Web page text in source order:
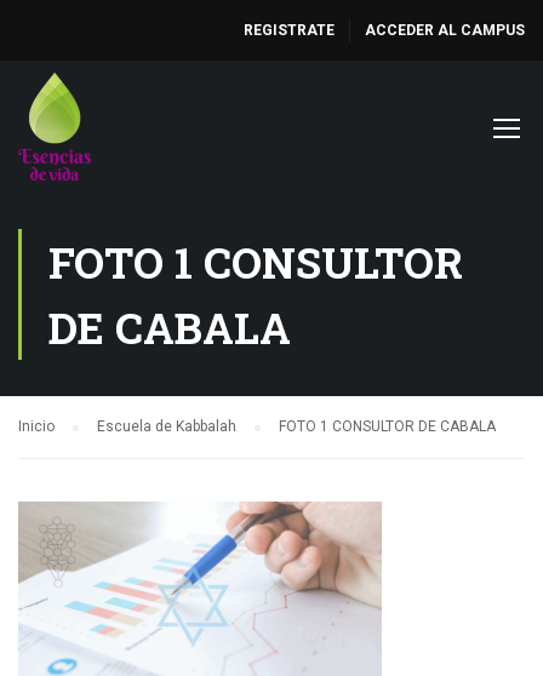
REGISTRATE ACCEDER AL CAMPUS
FOTO 1 CONSULTOR
DE CABALA
Inicio Escuela de Kabbalah FOTO 1 CONSULTOR DE CABALA